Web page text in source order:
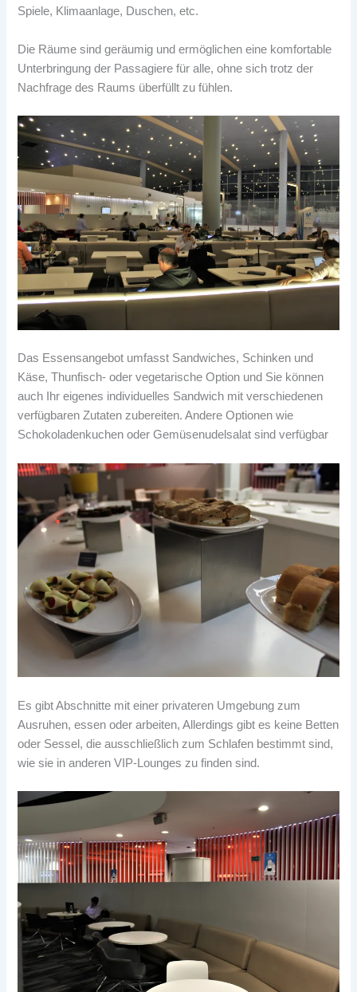
Spiele, Klimaanlage, Duschen, etc.
Die Räume sind geräumig und ermöglichen eine komfortable
Unterbringung der Passagiere für alle, ohne sich trotz der
Nachfrage des Raums überfüllt zu fühlen.
Das Essensangebot umfasst Sandwiches, Schinken und
Käse, Thunfisch- oder vegetarische Option und Sie können
auch Ihr eigenes individuelles Sandwich mit verschiedenen
verfügbaren Zutaten zubereiten. Andere Optionen wie
Schokoladenkuchen oder Gemüsenudelsalat sind verfügbar
Es gibt Abschnitte mit einer privateren Umgebung zum
Ausruhen, essen oder arbeiten, Allerdings gibt es keine Betten
oder Sessel, die ausschließlich zum Schlafen bestimmt sind,
wie sie in anderen VIP-Lounges zu finden sind.